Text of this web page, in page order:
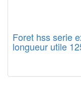
Foret hss serie
longueur utile